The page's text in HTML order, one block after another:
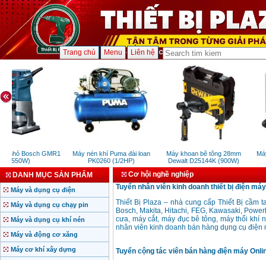
Trang chủ Menu Liên hệ
nhỏ Bosch GMR1
(550W)
Máy nén khí Puma đài loan
PK0260 (1/2HP)
Máy khoan bê tông 28mm
Dewalt D25144K (900W)
DANH MỤC SẢN PHẨM
Máy và dụng cụ điện
Máy và dụng cụ chạy pin
Máy và dụng cụ khí nén
Máy và động cơ xăng
Máy cơ khí xây dựng
Cơ hội nghề nghiệp
Tuyển nhân viên kinh doanh thiết bị điện máy
Thiết Bị Plaza – nhà cung cấp Thiết Bị cầm
Bosch, Makita, Hitachi, FEG, Kawasaki,
cưa, máy cắt, máy đục bê tông, máy thổi khí
nhân viên kinh doanh bán hàng dụng cụ điện
Tuyển cộng tác viên bán hàng điện máy